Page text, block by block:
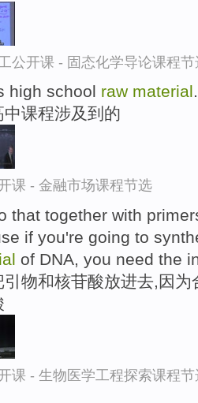
公开课 - 固态化学导论课程节
high school raw material.
中课程涉及到的
课 - 金融市场课程节选
that together with
if you're going to
of DNA, you need the
引物和核苷酸放进去,因
课 - 生物医学工程探索课程节